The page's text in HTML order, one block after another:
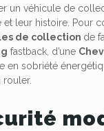
un véhicule de
et leur histoire. Pour
de collection de
fastback, d’une
en sobriété
rouler.